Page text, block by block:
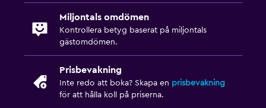
Miljontals omdömen
Kontrollera betyg baserat på miljontals
gästomdömen.
Prisbevakning
Inte redo att boka? Skapa en prisbevakning
för att hålla koll på priserna.